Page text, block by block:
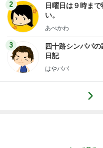
2
日曜日は９時まで
い。
あべかわ
3
四十路シンパパの
日記
はやパパ